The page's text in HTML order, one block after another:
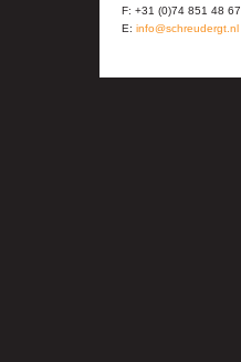
F: +31 (0)74 851 48 67
E: info@schreudergt.nl